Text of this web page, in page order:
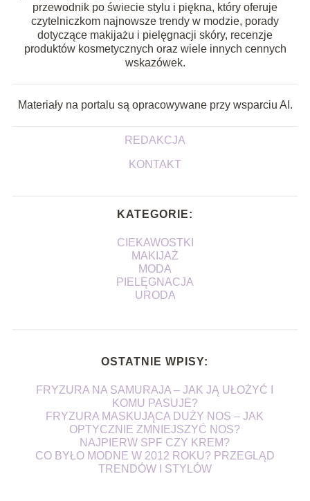
przewodnik po świecie stylu i piękna, który oferuje
czytelniczkom najnowsze trendy w modzie, porady
dotyczące makijażu i pielęgnacji skóry, recenzje
produktów kosmetycznych oraz wiele innych cennych
wskazówek.
Materiały na portalu są opracowywane przy wsparciu AI.
REDAKCJA
KONTAKT
KATEGORIE:
CIEKAWOSTKI
MAKIJAŻ
MODA
PIELĘGNACJA
URODA
OSTATNIE WPISY:
FRYZURA NA SAMURAJA – JAK JĄ UŁOŻYĆ I
KOMU PASUJE?
FRYZURA MASKUJĄCA DUŻY NOS – JAK
OPTYCZNIE ZMNIEJSZYĆ NOS?
NAJPIERW SPF CZY KREM?
CO BYŁO MODNE W 2012 ROKU? PRZEGLĄD
TRENDÓW I STYLÓW